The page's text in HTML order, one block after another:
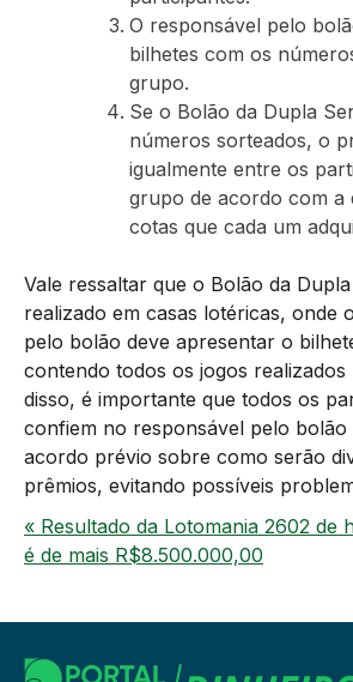
O responsável pelo
bilhetes com os
grupo.
Se o Bolão da Dupla
números sorteados, o
igualmente entre os
grupo de acordo com a
cotas que cada um
Vale ressaltar que o Bolão da
realizado em casas lotéricas, onde
pelo bolão deve apresentar o
contendo todos os jogos
disso, é importante que todos os
confiem no responsável pelo bolão
acordo prévio sobre como serão
prêmios, evitando possíveis
« Resultado da Lotomania 2602 de
é de mais R$8.500.000,00